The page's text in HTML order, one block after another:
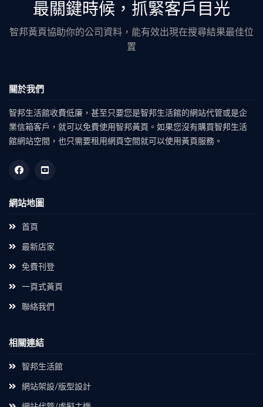
最關鍵時候，抓緊客戶目光
智邦黃頁協助你的公司資料，能有效出現在搜尋結果最佳位
置
關於我們
智邦生活館收費低廉，甚至只要您是智邦生活館的網站代管或是企
業信箱客戶，就可以免費使用智邦黃頁。如果您沒有購買智邦生活
館網站空間，也只需要租用網頁空間就可以使用黃頁服務。
網站地圖
首頁
最新店家
免費刊登
一頁式黃頁
聯絡我們
相關連結
智邦生活館
網站架設/版型設計